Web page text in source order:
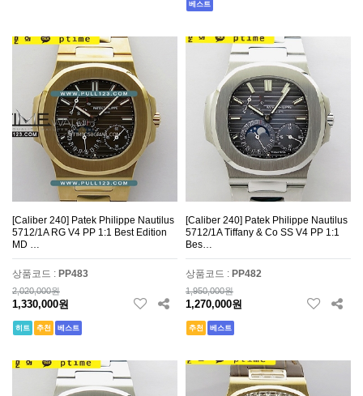
베스트
[Caliber 240] Patek Philippe Nautilus
5712/1A RG V4 PP 1:1 Best Edition
MD …
상품코드 : PP483
2,020,000원
1,330,000원
히트 추천 베스트
[Caliber 240] Patek Philippe Nautilus
5712/1A Tiffany & Co SS V4 PP 1:1
Bes…
상품코드 : PP482
1,950,000원
1,270,000원
추천 베스트